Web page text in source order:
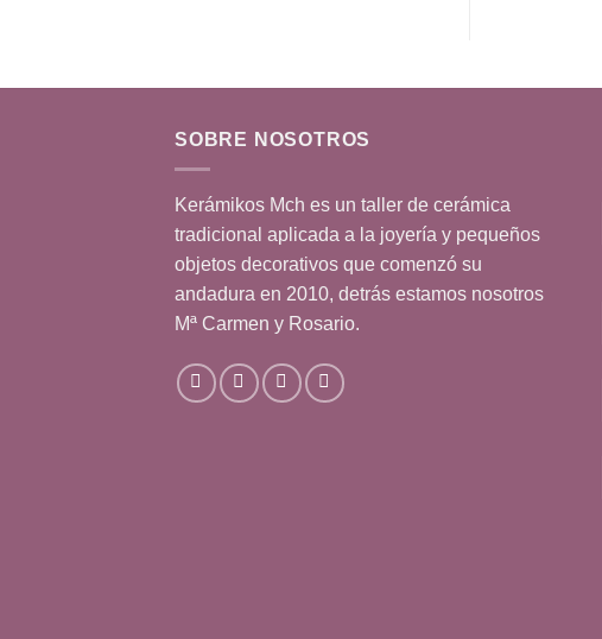
SOBRE NOSOTROS
Kerámikos Mch es un taller de cerámica
tradicional aplicada a la joyería y pequeños
objetos decorativos que comenzó su
andadura en 2010, detrás estamos nosotros
Mª Carmen y Rosario.